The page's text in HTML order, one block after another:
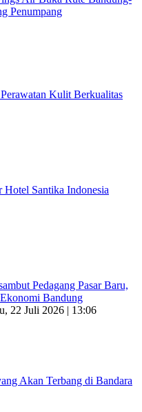
Penumpang
Kulit Berkualitas
Hotel Santika Indonesia
Pedagang Pasar Baru,
Bandung
22 Juli 2026 | 13:06
Akan Terbang di Bandara